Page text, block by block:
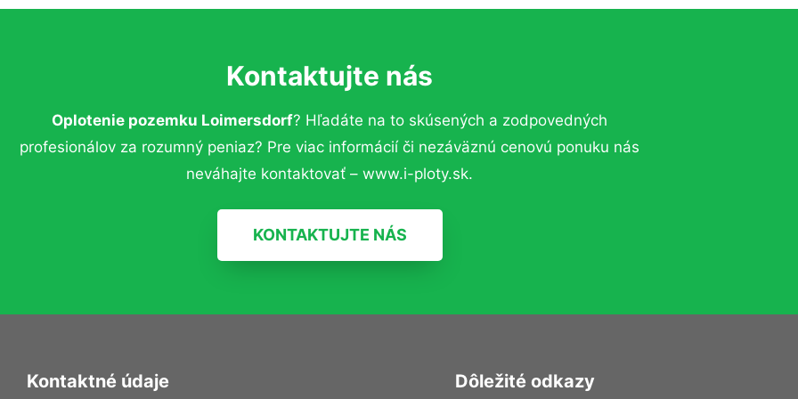
Kontaktujte nás
Oplotenie pozemku Loimersdorf? Hľadáte na to skúsených a zodpovedných
profesionálov za rozumný peniaz? Pre viac informácií či nezáväznú cenovú ponuku nás
neváhajte kontaktovať – www.i-ploty.sk.
KONTAKTUJTE NÁS
Kontaktné údaje Dôležité odkazy